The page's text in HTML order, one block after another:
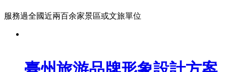
服務過全國近兩百余家景區或文旅單位